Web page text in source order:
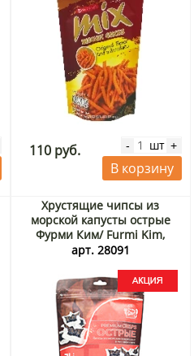
110 руб. - шт +
В корзину
Хрустящие чипсы из
морской капусты острые
Фурми Ким/ Furmi Kim,
Корея, 30 г Акция
арт. 28091